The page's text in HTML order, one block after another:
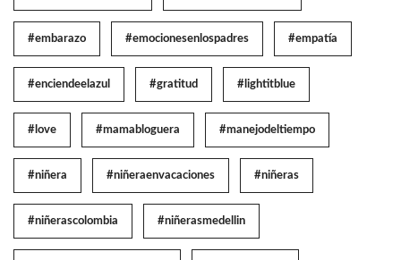
#embarazo #emocionesenlospadres #empatía
#enciendeelazul #gratitud #lightitblue
#love #mamabloguera #manejodeltiempo
#niñera #niñeraenvacaciones #niñeras
#niñerascolombia #niñerasmedellin